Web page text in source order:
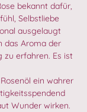
bekannt dafür,
Selbstliebe
ausgelaugt
das Aroma der
zu erfahren. Es ist
ein wahrer
Wunder wirken.